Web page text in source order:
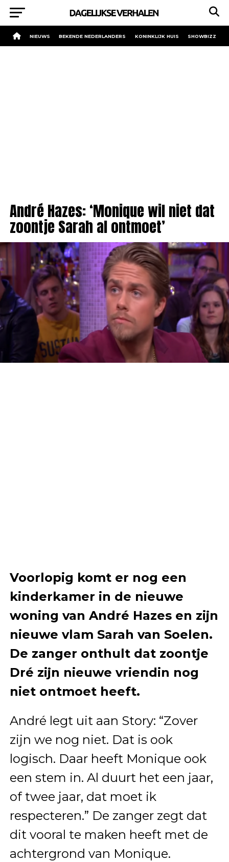
NIEUWS BEKENDE NEDERLANDERS KONINKLIJK HUIS SHOWBIZZ
André Hazes: ‘Monique wil niet dat
zoontje Sarah al ontmoet’
Voorlopig komt er nog een
kinderkamer in de nieuwe
woning van André Hazes en zijn
nieuwe vlam Sarah van Soelen.
De zanger onthult dat zoontje
Dré zijn nieuwe vriendin nog
niet ontmoet heeft.
André legt uit aan Story: “Zover
zijn we nog niet. Dat is ook
logisch. Daar heeft Monique ook
een stem in. Al duurt het een jaar,
of twee jaar, dat moet ik
respecteren.” De zanger zegt dat
dit vooral te maken heeft met de
achtergrond van Monique.